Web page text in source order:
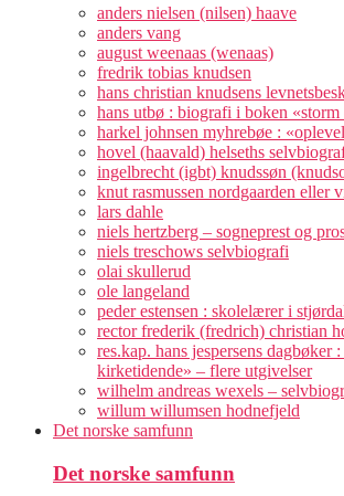
anders nielsen (nilsen) haave
anders vang
august weenaas (wenaas)
fredrik tobias knudsen
hans christian knudsens
hans utbø : biografi i boken «storm
harkel johnsen myhrebøe :
hovel (haavald) helseths
ingelbrecht (igbt) knudssøn
knut rasmussen nordgaarden eller
lars dahle
niels hertzberg – sogneprest og
niels treschows selvbiografi
olai skullerud
ole langeland
peder estensen : skolelærer i
rector frederik (fredrich) christian
res.kap. hans jespersens dagbøker
kirketidende» – flere utgivelser
wilhelm andreas wexels –
willum willumsen hodnefjeld
Det norske samfunn
Det norske samfunn